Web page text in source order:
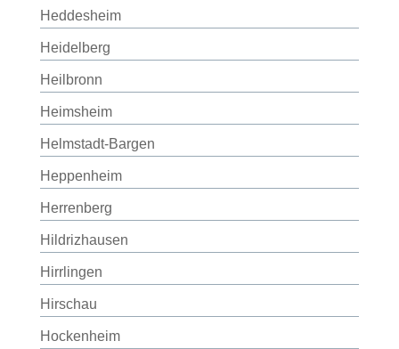
Heddesheim
Heidelberg
Heilbronn
Heimsheim
Helmstadt-Bargen
Heppenheim
Herrenberg
Hildrizhausen
Hirrlingen
Hirschau
Hockenheim